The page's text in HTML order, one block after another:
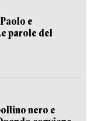
e
parole del
nero e